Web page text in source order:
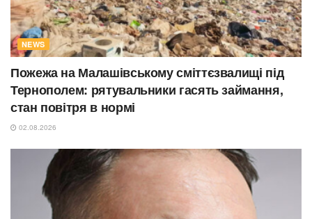
NEWS
Пожежа на Малашівському сміттєзвалищі під
Тернополем: рятувальники гасять займання,
стан повітря в нормі
02.08.2026